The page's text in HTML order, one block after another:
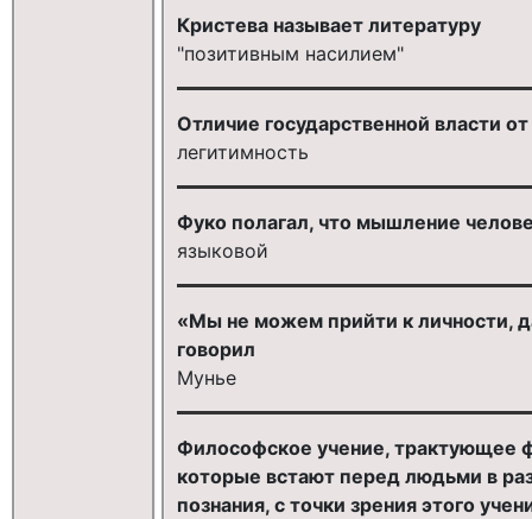
Кристева называет литературу
"позитивным насилием"
Отличие государственной власти
легитимность
Фуко полагал, что мышление
языковой
«Мы не можем прийти к личности,
говорил
Мунье
Философское учение,
которые встают перед людьми в
познания, с точки зрения этого